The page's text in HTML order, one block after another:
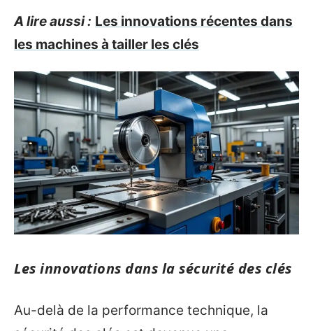
A lire aussi : Les innovations récentes dans
les machines à tailler les clés
Les innovations dans la sécurité des clés
Au-delà de la performance technique, la